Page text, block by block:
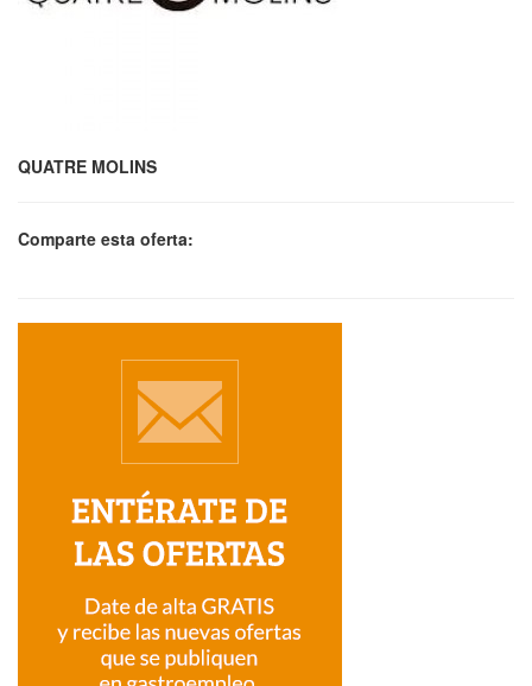
QUATRE MOLINS
Comparte esta oferta: